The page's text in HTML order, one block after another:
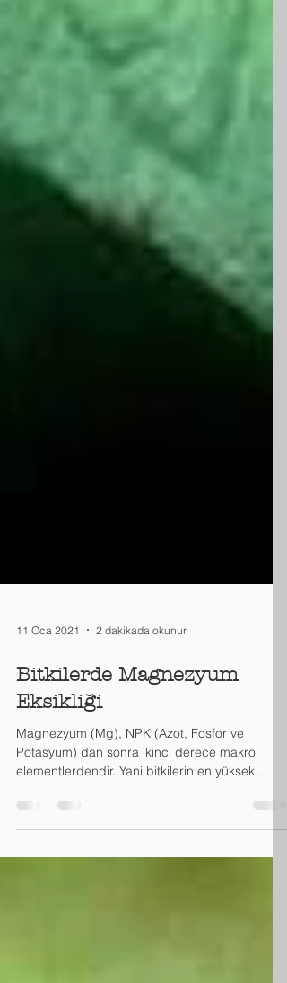
11 Oca 2021 2 dakikada okunur
Bitkilerde Magnezyum
Eksikliği
Magnezyum (Mg), NPK (Azot, Fosfor ve
elementlerdendir. Yani bitkilerin en yüksek
miktarda, NPK...